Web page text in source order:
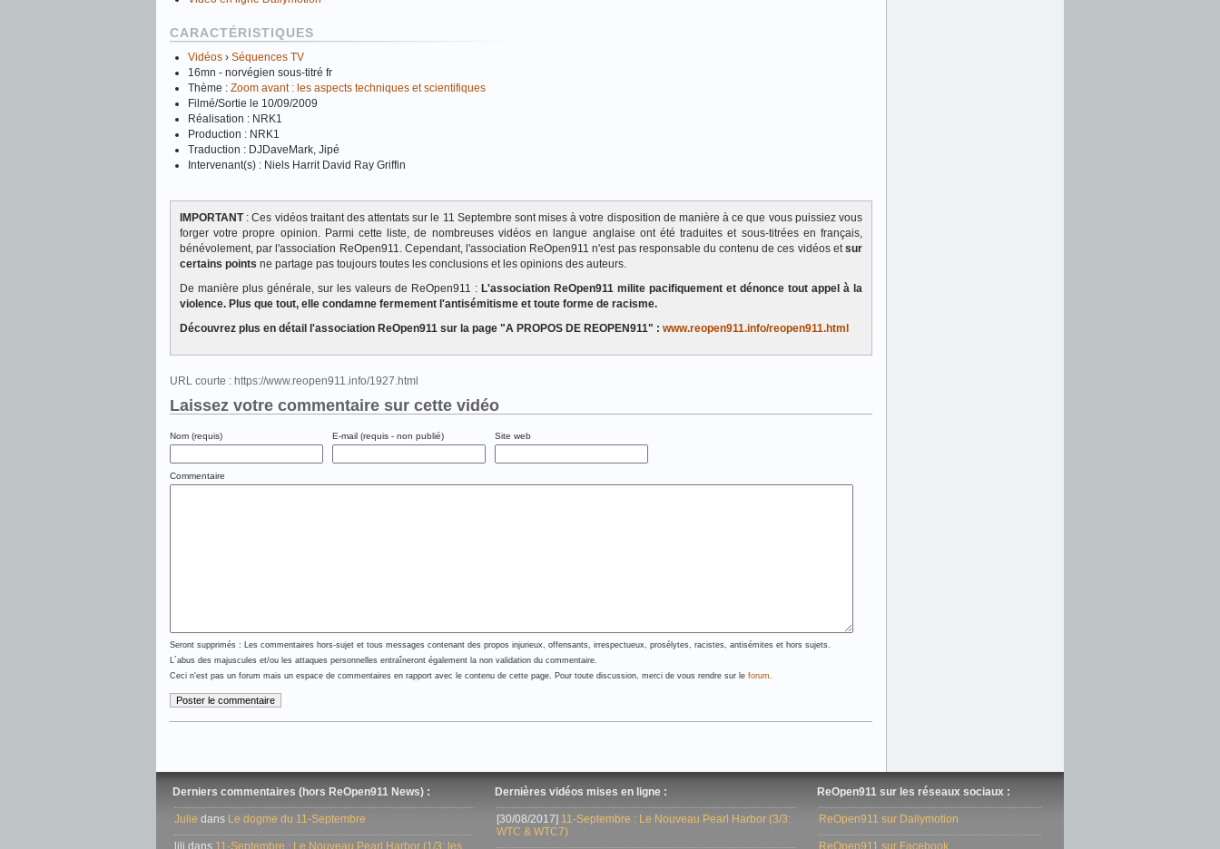
CARACTÉRISTIQUES
Vidéos › Séquences TV
16mn - norvégien sous-titré fr
Thème : Zoom avant : les aspects techniques et scientifiques
Filmé/Sortie le 10/09/2009
Réalisation : NRK1
Production : NRK1
Traduction : DJDaveMark, Jipé
Intervenant(s) : Niels Harrit David Ray Griffin
IMPORTANT: Ces vidéos traitant des attentats sur le 11 Septembre sont mises à votre disposition de manière à ce que vous puissiez vous
forger votre propre opinion. Parmi cette liste, de nombreuses vidéos en langue anglaise ont été traduites et sous-titrées en français,
bénévolement, par l'association ReOpen911. Cependant, l'association ReOpen911 n'est pas responsable du contenu de ces vidéos etsur
certains points ne partage pas toujours toutes les conclusions et les opinions des auteurs.
De manière plus générale, sur les valeurs de ReOpen911 : L'association ReOpen911 milite pacifiquement et dénonce tout appel à la
violence. Plus que tout, elle condamne fermement l'antisémitisme et toute forme de racisme.
Découvrez plus en détail l'association ReOpen911 sur la page "A PROPOS DE REOPEN911" : www.reopen911.info/reopen911.html
URL courte : https://www.reopen911.info/1927.html
Laissez votre commentaire sur cette vidéo
Nom (requis) E-mail (requis - non publié) Site web
Commentaire
Seront supprimés : Les commentaires hors-sujet et tous messages contenant des propos injurieux, offensants, irrespectueux, prosélytes, racistes, antisémites et hors sujets.
L´abus des majuscules et/ou les attaques personnelles entraîneront également la non validation du commentaire.
Ceci n'est pas un forum mais un espace de commentaires en rapport avec le contenu de cette page. Pour toute discussion, merci de vous rendre sur le forum.
Derniers commentaires (hors ReOpen911 News) :
Julie dans Le dogme du 11-Septembre
lili dans 11-Septembre : Le Nouveau Pearl Harbor (1/3: les
Dernières vidéos mises en ligne :
[30/08/2017] 11-Septembre : Le Nouveau Pearl Harbor (3/3:
WTC & WTC7)
ReOpen911 sur les réseaux sociaux :
ReOpen911 sur Dailymotion
ReOpen911 sur Facebook